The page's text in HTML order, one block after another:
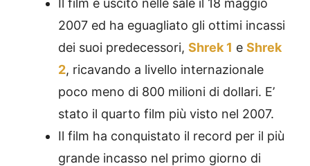
Il film è uscito nelle sale il 18 maggio
2007 ed ha eguagliato gli ottimi incassi
dei suoi predecessori, Shrek 1 e Shrek
2, ricavando a livello internazionale
poco meno di 800 milioni di dollari. E’
stato il quarto film più visto nel 2007.
Il film ha conquistato il record per il più
grande incasso nel primo giorno di